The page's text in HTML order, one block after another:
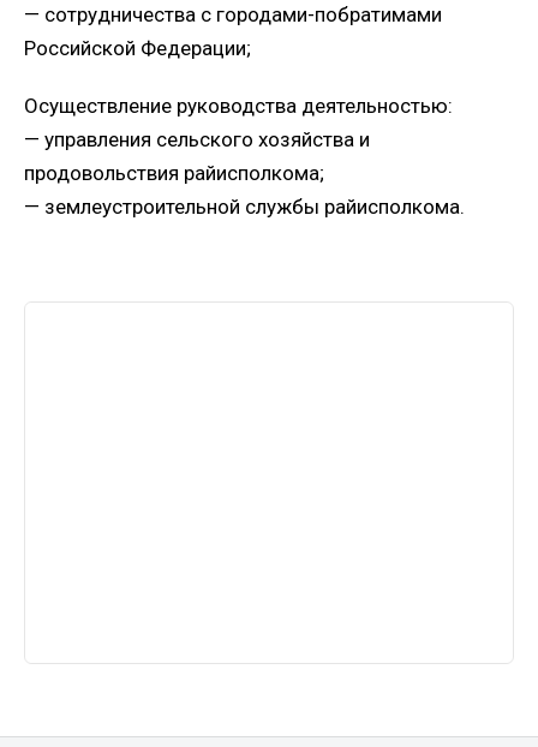
— сотрудничества с городами-побратимами
Российской Федерации;
Осуществление руководства деятельностью:
— управления сельского хозяйства и
продовольствия райисполкома;
— землеустроительной службы райисполкома.